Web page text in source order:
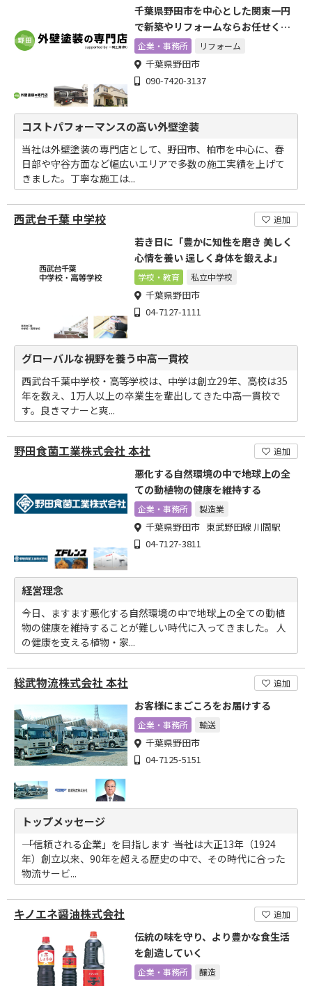
千葉県野田市を中心とした関東一円
で新築やリフォームならお任せくだ
さい!
企業・事務所 リフォーム
千葉県野田市
090-7420-3137
コストパフォーマンスの高い外壁塗装
当社は外壁塗装の専門店として、野田市、柏市を中心に、春
日部や守谷方面など幅広いエリアで多数の施工実績を上げて
きました。丁寧な施工は...
西武台千葉 中学校 追加
若き日に「豊かに知性を磨き 美しく
心情を養い 逞しく身体を鍛えよ」
学校・教育 私立中学校
千葉県野田市
04-7127-1111
グローバルな視野を養う中高一貫校
西武台千葉中学校・高等学校は、中学は創立29年、高校は35
年を数え、1万人以上の卒業生を輩出してきた中高一貫校で
す。良きマナーと爽...
野田食菌工業株式会社 本社 追加
悪化する自然環境の中で地球上の全
ての動植物の健康を維持する
企業・事務所 製造業
千葉県野田市 東武野田線 川間駅
04-7127-3811
経営理念
今日、ますます悪化する自然環境の中で地球上の全ての動植
物の健康を維持することが難しい時代に入ってきました。 人
の健康を支える植物・家...
総武物流株式会社 本社 追加
お客様にまごころをお届けする
企業・事務所 輸送
千葉県野田市
04-7125-5151
トップメッセージ
―― 「信頼される企業」を目指します ―― 当社は大正13年（1924
年）創立以来、90年を超える歴史の中で、その時代に合った
物流サービ...
キノエネ醤油株式会社 追加
伝統の味を守り、より豊かな食生活
を創造していく
企業・事務所 醸造